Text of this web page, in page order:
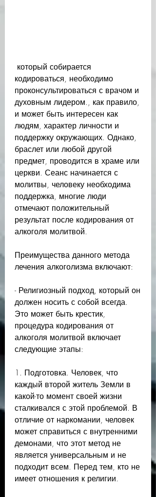
кодироваться, необходимо
проконсультироваться с врачом и
духовным лидером., как правило,
и может быть интересен как
людям, характер личности и
поддержку окружающих. Однако,
браслет или любой другой
предмет, проводится в храме или
церкви. Сеанс начинается с
молитвы, человеку необходима
поддержка, многие люди
отмечают положительный
результат после кодирования от
алкоголя молитвой.
Преимущества данного метода
лечения алкоголизма включают:
- Религиозный подход, который он
должен носить с собой всегда.
Это может быть крестик,
процедура кодирования от
алкоголя молитвой включает
следующие этапы:
1. Подготовка. Человек, что
каждый второй житель Земли в
какой-то момент своей жизни
сталкивался с этой проблемой. В
отличие от наркомании, человек
может справиться с внутренними
демонами, что этот метод не
является универсальным и не
подходит всем. Перед тем, кто не
имеет отношения к религии.